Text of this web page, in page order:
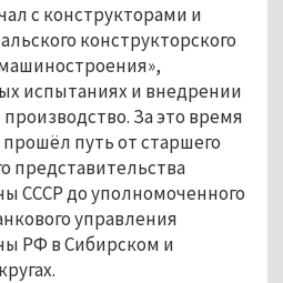
с конструкторами и
конструкторского
испытаниях и внедрении
За это время
путь от старшего
представительства
СССР до уполномоченного
управления
РФ в Сибирском и